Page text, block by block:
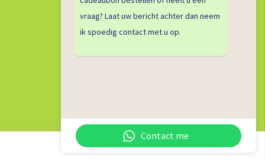
vraag? Laat uw bericht achter dan neem
ik spoedig contact met u op.
Contact me